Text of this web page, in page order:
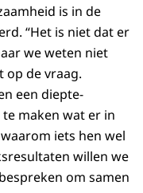
is in de
“Het is niet dat er
we weten niet
op de vraag.
een diepte-
maken wat er in
iets hen wel
willen we
om samen